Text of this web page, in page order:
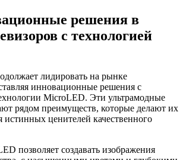
решения в
с технологией
лидировать на рынке
инновационные решения с
MicroLED. Эти ультрамодные
рядом преимуществ, которые делают их
ценителей качественного
позволяет создавать изображения